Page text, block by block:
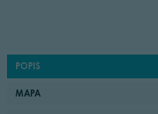
POPIS
MAPA